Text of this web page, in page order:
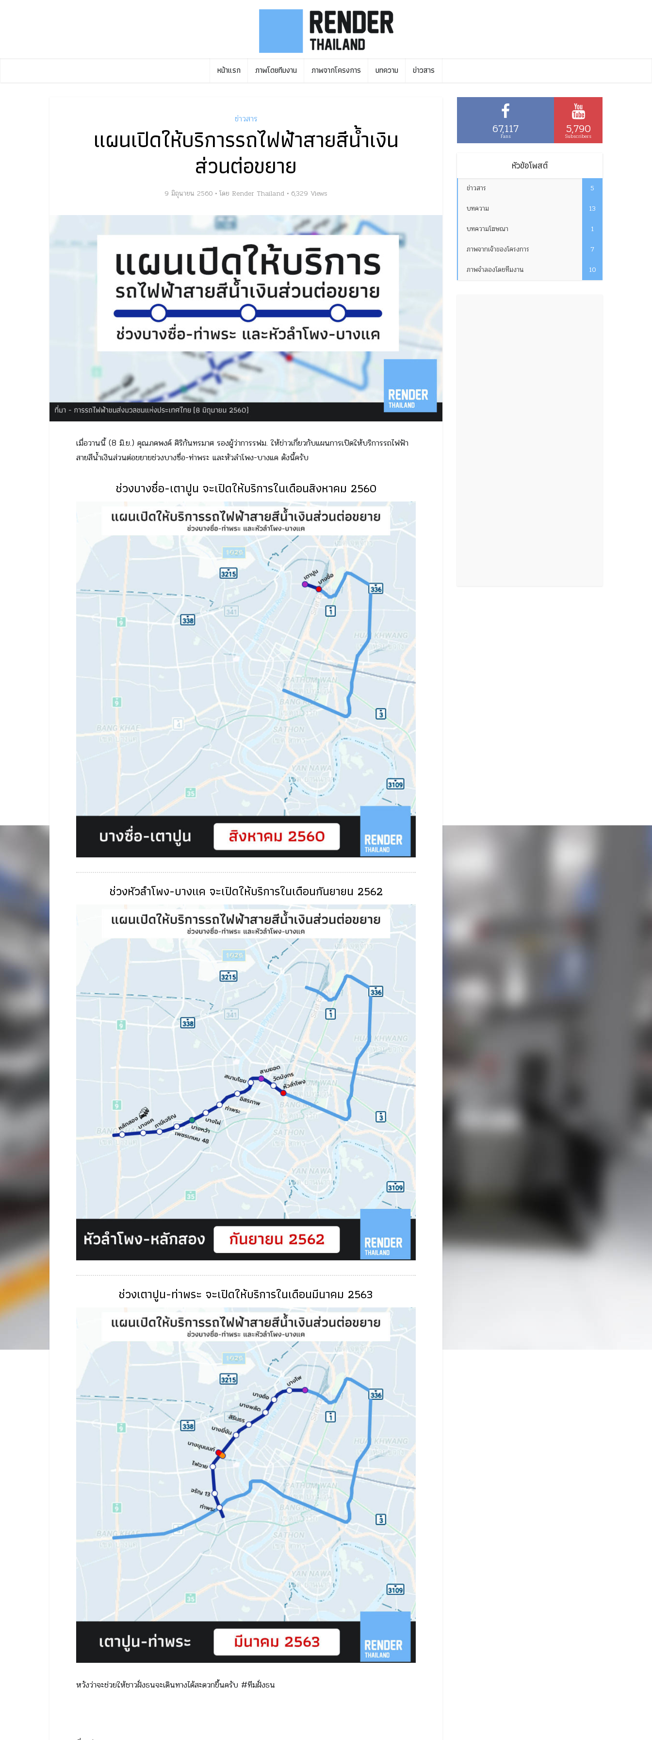
หน้าแรก ภาพโดยทีมงาน ภาพจากโครงการ บทความ ข่าวสาร
ข่าวสาร
แผนเปิดให้บริการรถไฟฟ้าสายสีน้ำเงิน
ส่วนต่อขยาย
9 มิถุนายน 2560 โดย Render Thailand 6,329 Views
เมื่อวานนี้ (8 มิ.ย.) คุณภคพงค์ ศิริกันทรมาศ รองผู้ว่าการรฟม. ให้ข่าวเกี่ยวกับแผนการเปิดให้บริการรถไฟฟ้า
สายสีน้ำเงินส่วนต่อขยายช่วงบางซื่อ-ท่าพระ และหัวลำโพง-บางแค ดังนี้ครับ
ช่วงบางซื่อ-เตาปูน จะเปิดให้บริการในเดือนสิงหาคม 2560
ช่วงหัวลำโพง-บางแค จะเปิดให้บริการในเดือนกันยายน 2562
ช่วงเตาปูน-ท่าพระ จะเปิดให้บริการในเดือนมีนาคม 2563
หวังว่าจะช่วยให้ชาวฝั่งธนจะเดินทางได้สะดวกขึ้นครับ #ทีมฝั่งธน
67,117
Fans 5,790
Subscribers
หัวข้อโพสต์
ข่าวสาร
5
บทความ
13
บทความโฆษณา
1
ภาพจากเจ้าของโครงการ
7
ภาพจำลองโดยทีมงาน
10